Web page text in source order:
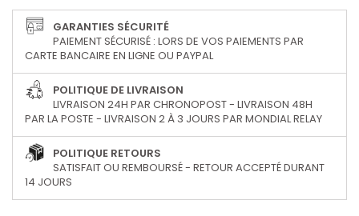
GARANTIES SÉCURITÉ
PAIEMENT SÉCURISÉ : LORS DE VOS PAIEMENTS PAR
CARTE BANCAIRE EN LIGNE OU PAYPAL
POLITIQUE DE LIVRAISON
LIVRAISON 24H PAR CHRONOPOST - LIVRAISON 48H
PAR LA POSTE - LIVRAISON 2 À 3 JOURS PAR MONDIAL RELAY
POLITIQUE RETOURS
SATISFAIT OU REMBOURSÉ - RETOUR ACCEPTÉ DURANT
14 JOURS